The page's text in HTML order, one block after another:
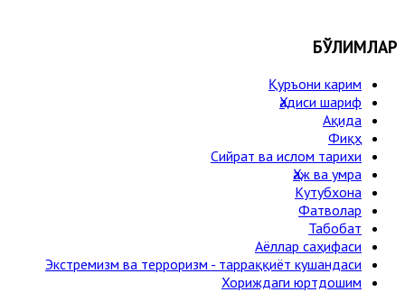
БЎЛИМЛАР
Қуръони карим
Ҳадиси шариф
Ақида
Фиқҳ
Сийрат ва ислом тарихи
Ҳаж ва умра
Кутубхона
Фатволар
Табобат
Аёллар саҳифаси
Экстремизм ва терроризм - тарраққиёт кушандаси
Хориждаги юртдошим